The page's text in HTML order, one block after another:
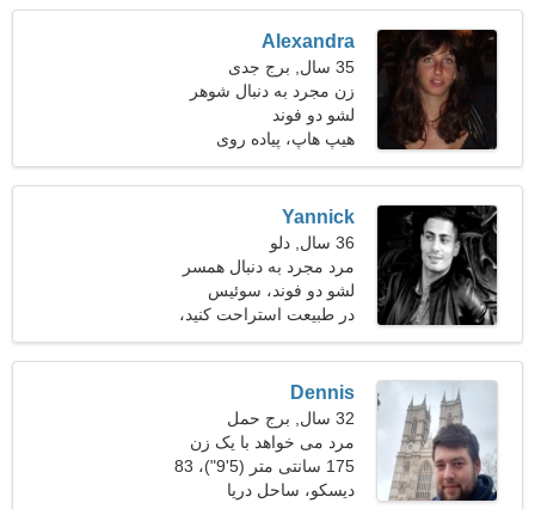
Alexandra
35 سال, برج جدی
زن مجرد به دنبال شوهر
لشو دو فوند
هیپ هاپ، پیاده روی
Yannick
36 سال, دلو
مرد مجرد به دنبال همسر
لشو دو فوند، سوئیس
در طبیعت استراحت کنید،
سگ راه رفتن
Dennis
32 سال, برج حمل
مرد می خواهد با یک زن
ملاقات کند 22-31
175 سانتی متر (5'9")، 83
کیلوگرم (182 پوند)
دیسکو، ساحل دریا